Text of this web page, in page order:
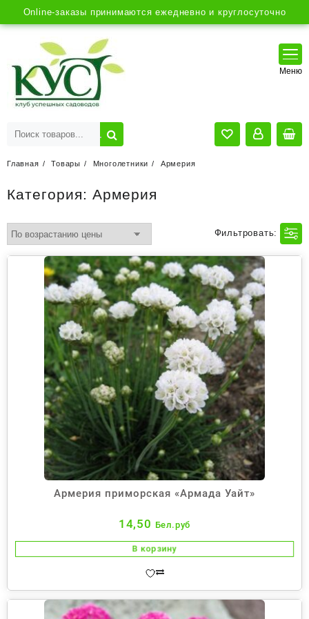
Online-заказы принимаются ежедневно и круглосуточно
Категория: Армерия
Главная Товары Многолетники Армерия
Фильтровать:
Армерия приморская «Армада Уайт»
14,50 Бел.руб
В корзину